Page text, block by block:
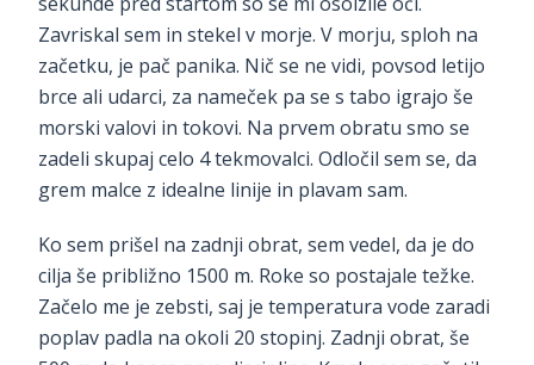
Zavriskal sem in stekel v morje. V morju, sploh na
začetku, je pač panika. Nič se ne vidi, povsod letijo
brce ali udarci, za nameček pa se s tabo igrajo še
morski valovi in tokovi. Na prvem obratu smo se
zadeli skupaj celo 4 tekmovalci. Odločil sem se, da
grem malce z idealne linije in plavam sam.
Ko sem prišel na zadnji obrat, sem vedel, da je do
cilja še približno 1500 m. Roke so postajale težke.
Začelo me je zebsti, saj je temperatura vode zaradi
poplav padla na okoli 20 stopinj. Zadnji obrat, še